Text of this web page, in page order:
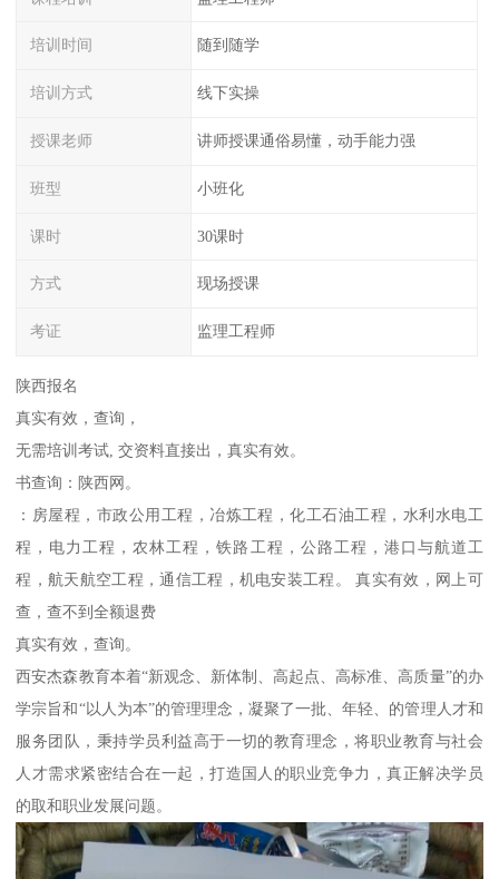
培训时间 随到随学
培训方式 线下实操
授课老师 讲师授课通俗易懂，动手能力强
班型 小班化
课时 30课时
方式 现场授课
考证 监理工程师
陕西报名
真实有效，查询，
无需培训考试, 交资料直接出，真实有效。
书查询：陕西网。
：房屋程，市政公用工程，冶炼工程，化工石油工程，水利水电工
程，电力工程，农林工程，铁路工程，公路工程，港口与航道工
程，航天航空工程，通信工程，机电安装工程。 真实有效，网上可
查，查不到全额退费
真实有效，查询。
西安杰森教育本着“新观念、新体制、高起点、高标准、高质量”的办
学宗旨和“以人为本”的管理理念，凝聚了一批、年轻、的管理人才和
服务团队，秉持学员利益高于一切的教育理念，将职业教育与社会
人才需求紧密结合在一起，打造国人的职业竞争力，真正解决学员
的取和职业发展问题。